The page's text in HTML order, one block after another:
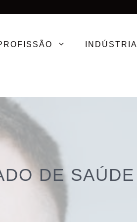
INDÚSTRIA
DE SAÚDE